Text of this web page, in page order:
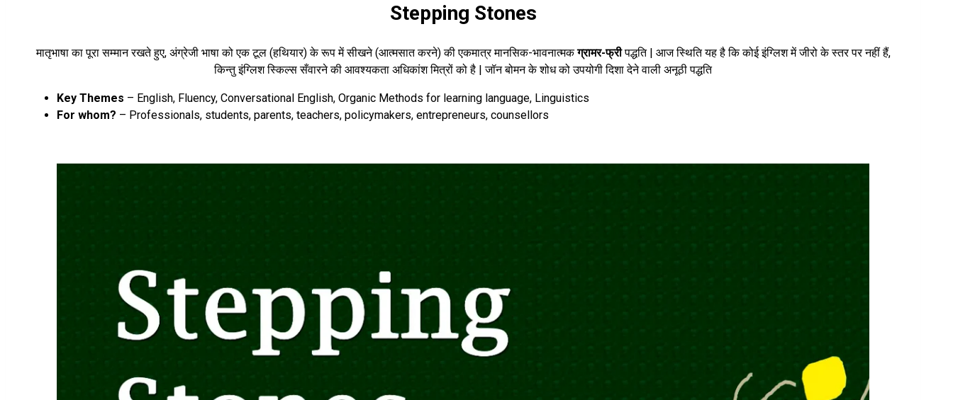
Stepping Stones
मातृभाषा का पूरा सम्मान रखते हुए, अंग्रेजी भाषा को एक टूल (हथियार) के रूप में सीखने (आत्मसात करने) की एकमात्र मानसिक-भावनात्मकग्रामर-फ्रीपद्धति | आज स्थिति यह है कि कोई इंग्लिश में जीरो के स्तर पर नहीं हैं,
किन्तु इंग्लिश स्किल्स सँवारने की आवश्यकता अधिकांश मित्रों को है | जॉन बोमन के शोध को उपयोगी दिशा देने वाली अनूठी पद्धति
Key Themes – English, Fluency, Conversational English, Organic Methods for learning language, Linguistics
For whom? – Professionals, students, parents, teachers, policymakers, entrepreneurs, counsellors